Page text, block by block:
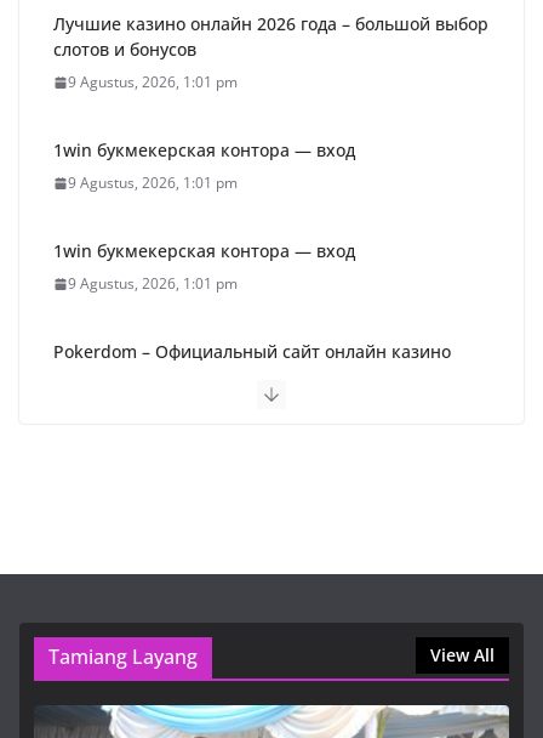
Лучшие казино онлайн 2026 года – большой выбор
слотов и бонусов
9 Agustus, 2026, 1:01 pm
1win букмекерская контора — вход
9 Agustus, 2026, 1:01 pm
1win букмекерская контора — вход
9 Agustus, 2026, 1:01 pm
Pokerdom – Официальный сайт онлайн казино
9 Agustus, 2026, 1:01 pm
Tamiang Layang View All